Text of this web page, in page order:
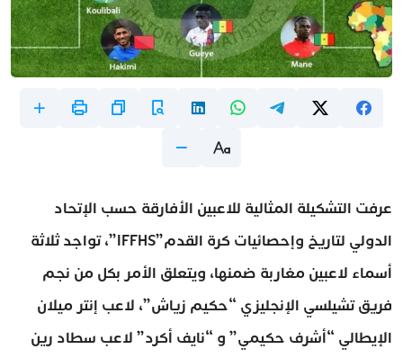
عرفت التشكيلة المثالية للاعبين الأفارقة حسب الإتحاد
الدولي لتاريخ وإحصائيات كرة القدم”IFFHS”، تواجد ثلاثة
أسماء لاعبين مغاربة ضمنها، ويتعلق الأمر بكل من نجم
فريق تشيلسي الإنجليزي “حكيم زياش”، لاعب إنتر ميلان
الإيطالي “أشرف حكيمي” و “نايف أكرد” لاعب سطاد رين